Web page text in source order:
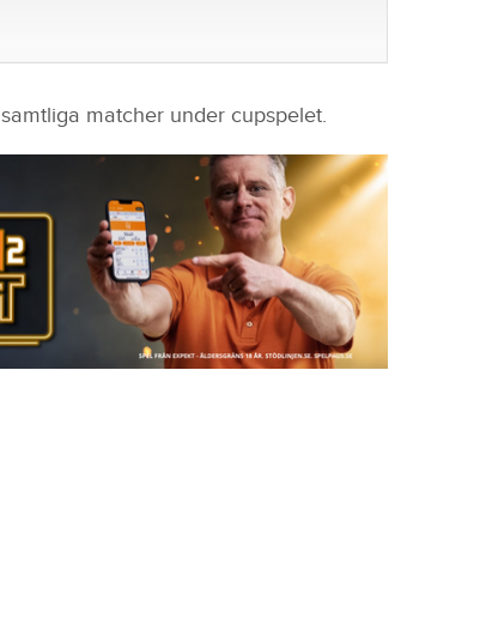
matcher under cupspelet.